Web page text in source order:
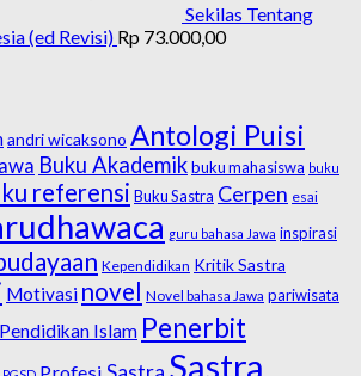
Sekilas Tentang
(ed Revisi) Rp 73.000,00
andri wicaksono Antologi Puisi
Buku Akademikbuku mahasiswa buku
referensi Buku Sastra Cerpen esai
guru bahasa Jawa inspirasi
Kependidikan Kritik Sastra
Motivasi novel Novel bahasa Jawa pariwisata
Pendidikan Islam Penerbit
Sastra